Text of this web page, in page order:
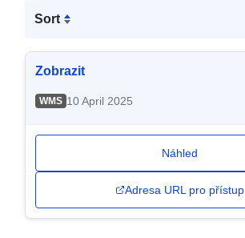
Sort
Zobrazit
WMS 10 April 2025
Náhled
Adresa URL pro přístup